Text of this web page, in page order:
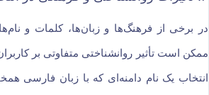
در برخی از فرهنگ‌ها و زبان‌ها، کلمات و
ممکن است تأثیر روانشناختی متفاوتی بر
انتخاب یک نام دامنه‌ای که با زبان فارسی